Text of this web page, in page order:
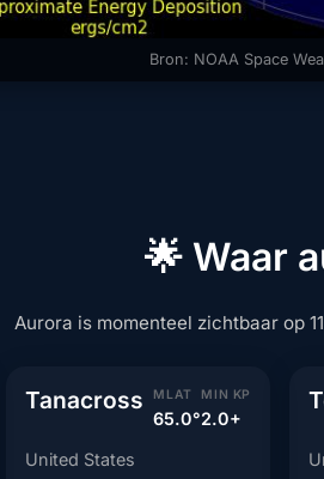
Bron: NOAA Space
🌟 Waar
Aurora is momenteel zichtbaar op
Tanacross MLAT
65.0°
MIN KP
2.0+
United States